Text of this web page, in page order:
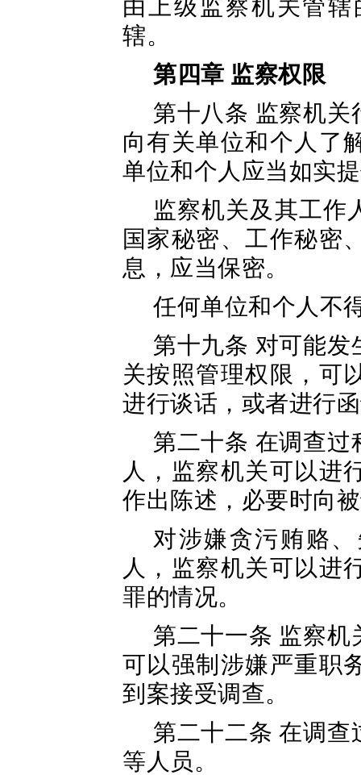
由上级监察机关管
辖。
第四章 监察权限
第十八条 监察机
向有关单位和个人了
单位和个人应当如实
监察机关及其工作
国家秘密、工作秘密
息，应当保密。
任何单位和个人不
第十九条 对可能
关按照管理权限，可
进行谈话，或者进行
第二十条 在调查
人，监察机关可以进
作出陈述，必要时向
对涉嫌贪污贿赂
人，监察机关可以进
罪的情况。
第二十一条 监察
可以强制涉嫌严重职
到案接受调查。
第二十二条 在调
等人员。